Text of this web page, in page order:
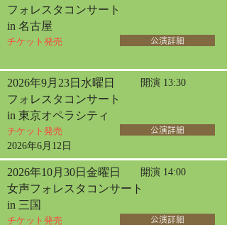
フォレスタコンサート
in 名古屋
チケット発売 公演詳細
2026年9月23日水曜日 開演 13:30
フォレスタコンサート
in 東京オペラシティ
チケット発売
2026年6月12日
公演詳細
2026年10月30日金曜日 開演 14:00
女声フォレスタコンサート
in 三国
チケット発売
公演詳細